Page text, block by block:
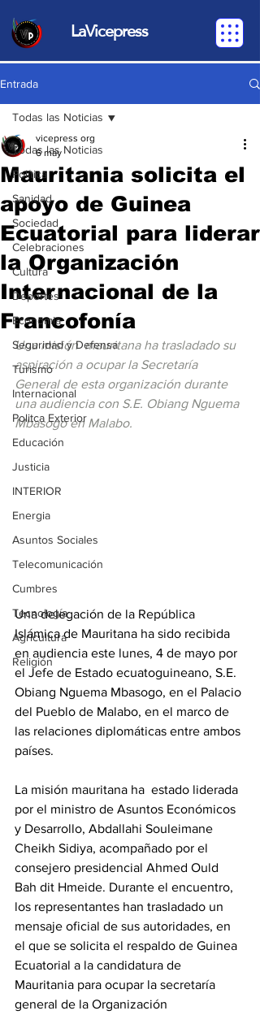
LaVicepress
Entrada
Todas las Noticias
Política
Sanidad
Sociedad
Celebraciones
Cultura
Deportes
Economia
Seguridad y Defensa
Turismo
Internacional
Politca Exterior
Educación
Justicia
INTERIOR
Energia
Asuntos Sociales
Telecomunicación
Cumbres
Tecnología
Agricultura
Religión
Todas las Noticias
Mauritania solicita el
apoyo de Guinea
Ecuatorial para liderar
la Organización
Internacional de la
Francofonía
vicepress org
6 may
Una misión  mauritana ha trasladado su
aspiración a ocupar la Secretaría
General de esta organización durante
una audiencia con S.E. Obiang Nguema
Mbasogo en Malabo.
Una delegación de la República
Islámica de Mauritana ha sido recibida
en audiencia este lunes, 4 de mayo por
el Jefe de Estado ecuatoguineano, S.E.
Obiang Nguema Mbasogo, en el Palacio
del Pueblo de Malabo, en el marco de
las relaciones diplomáticas entre ambos
países.
La misión mauritana ha  estado liderada
por el ministro de Asuntos Económicos
y Desarrollo, Abdallahi Souleimane
Cheikh Sidiya, acompañado por el
consejero presidencial Ahmed Ould
Bah dit Hmeide. Durante el encuentro,
los representantes han trasladado un
mensaje oficial de sus autoridades, en
el que se solicita el respaldo de Guinea
Ecuatorial a la candidatura de
Mauritania para ocupar la secretaría
general de la Organización